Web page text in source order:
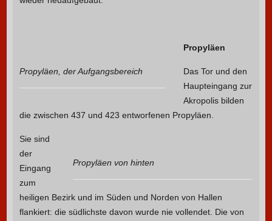
Propyläen, der Aufgangsbereich
Propyläen
Das Tor und den
Haupteingang zur
Akropolis bilden
die zwischen 437 und 423 entworfenen Propyläen.
Propyläen von hinten
Sie sind
der
Eingang
zum
heiligen Bezirk und im Süden und Norden von Hallen
flankiert: die südlichste davon wurde nie vollendet. Die von